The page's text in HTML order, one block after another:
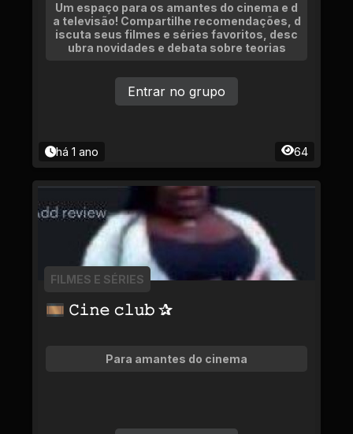
Um espaço para os amantes do cinema e d
a televisão! Compartilhe recomendações, d
iscuta seus filmes e séries favoritos, desc
ubra novidades e debata sobre teorias
há 1 ano 64
Entrar no grupo
🎞 𝙲𝚒𝚗𝚎 𝚌𝚕𝚞𝚋 ✰
FILMES E SÉRIES
Para amantes do cinema